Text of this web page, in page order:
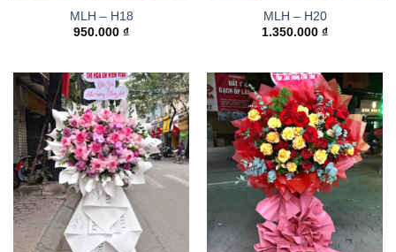
MLH – H18
950.000 ₫
MLH – H20
1.350.000 ₫